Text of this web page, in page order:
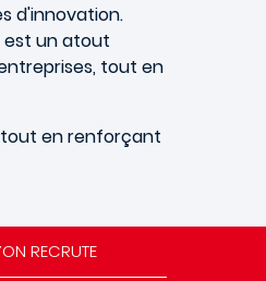
d'innovation.
est un atout
tout en
tout en renforçant
RECRUTE